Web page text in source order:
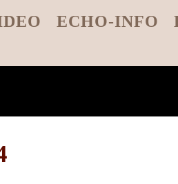
ECHO-INFO